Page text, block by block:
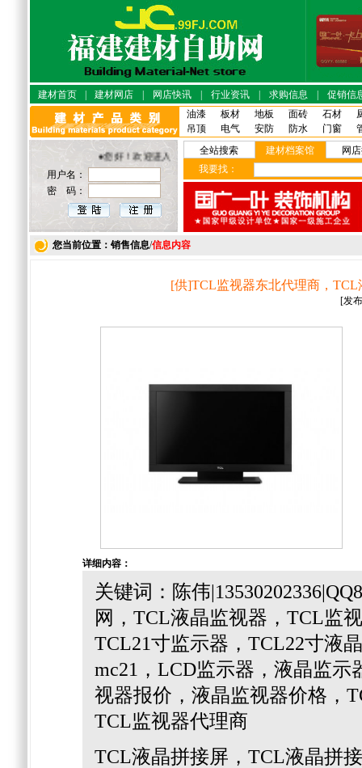
建材首页 建材网店 网店快讯 行业资讯 求购信息
促销信
油漆
板材 地板 面砖 石材
吊顶
电气 安防 防水 门窗
●您好！欢迎进入福建建材·自助网店！
用户名：
密 码：
全站搜索 建材档案馆
网
我要找：
您当前位置：销售信息/信息内容
[供]TCL监视器东北代理商，
[发
详细内容：
关键词：陈伟
网，TCL液晶监视器，TCL监
TCL21寸监示器，TCL22寸液
mc21，LCD监示器，液晶监
视器报价，液晶监视器价格，
TCL监视器代理商
TCL液晶拼接屏，TCL液晶拼